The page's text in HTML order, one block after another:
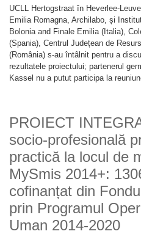
UCLL Hertogstraat în Heverlee-
Emilia Romagna, Archilabo, și
Bolonia and Finale Emilia (Italia),
(Spania), Centrul Județean de
(România) s-au întâlnit pentru a
rezultatele proiectului; partenerul
Kassel nu a putut participa la
PROIECT
socio-profesională
practică la locul de
MySmis 2014+:
cofinanțat din
prin Programul
Uman 2014-2020